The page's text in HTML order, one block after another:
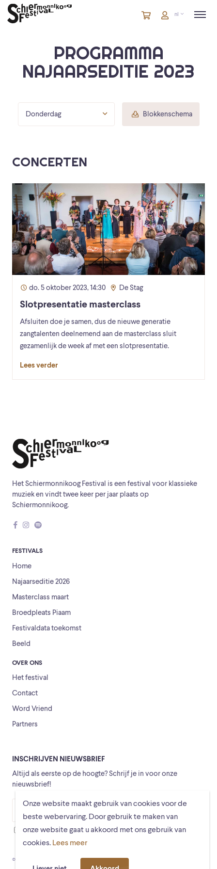
Onze website maakt gebruik van cookies voor de
beste webervaring. Door gebruik te maken van
onze website gaat u akkoord met ons gebruik van
cookies. Lees meer
Winkelmandje
artikelen
Account
nl
PROGRAMMA
NAJAARSEDITIE 2023
Donderdag Blokkenschema
CONCERTEN
do. 5 oktober 2023, 14:30 De Stag
Slotpresentatie masterclass
Afsluiten doe je samen, dus de nieuwe generatie
zangtalenten deelnemend aan de masterclass sluit
gezamenlijk de week af met een slotpresentatie.
Lees verder
Het Schiermonnikoog Festival is een festival voor klassieke
muziek en vindt twee keer per jaar plaats op
Schiermonnikoog.
FESTIVALS
Home
Najaarseditie 2026
Masterclass maart
Broedpleats Piaam
Festivaldata toekomst
Beeld
OVER ONS
Het festival
Contact
Word Vriend
Partners
INSCHRIJVEN NIEUWSBRIEF
Altijd als eerste op de hoogte? Schrijf je in voor onze
nieuwsbrief!
Ik ga ermee akkoord dat mijn gegevens worden opgeslagen
© Schiermonnikoogfestival 2026 Voorwaarden